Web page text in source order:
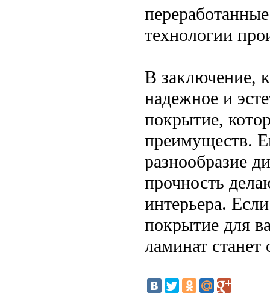
технологии
В заключение,
надежное и
покрытие,
преимуществ.
разнообразие
прочность
интерьера.
покрытие для
ламинат